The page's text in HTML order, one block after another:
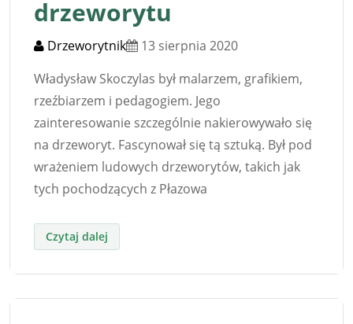
drzeworytu
Drzeworytnik
13 sierpnia 2020
Władysław Skoczylas był malarzem, grafikiem,
rzeźbiarzem i pedagogiem. Jego
zainteresowanie szczególnie nakierowywało się
na drzeworyt. Fascynował się tą sztuką. Był pod
wrażeniem ludowych drzeworytów, takich jak
tych pochodzących z Płazowa